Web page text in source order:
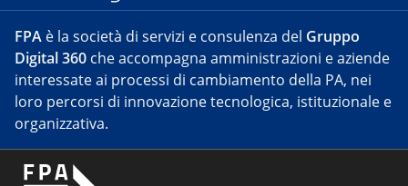
FPA è la società di servizi e consulenza del Gruppo
Digital 360 che accompagna amministrazioni e aziende
interessate ai processi di cambiamento della PA, nei
loro percorsi di innovazione tecnologica, istituzionale e
organizzativa.